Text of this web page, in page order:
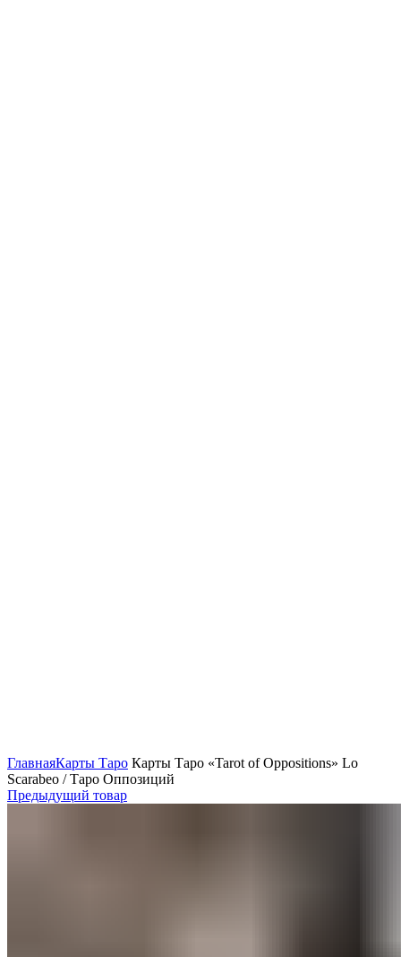
ГлавнаяКарты Таро Карты Таро «Tarot of Oppositions» Lo
Scarabeo / Таро Оппозиций
Предыдущий товар